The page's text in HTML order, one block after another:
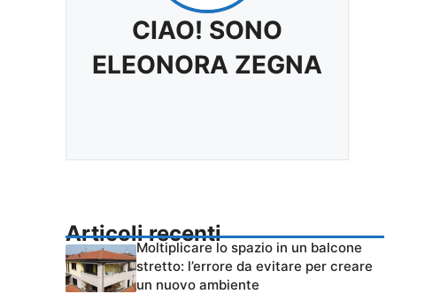
CIAO! SONO
ELEONORA ZEGNA
Articoli recenti
Moltiplicare lo spazio in un balcone
stretto: l’errore da evitare per creare
un nuovo ambiente